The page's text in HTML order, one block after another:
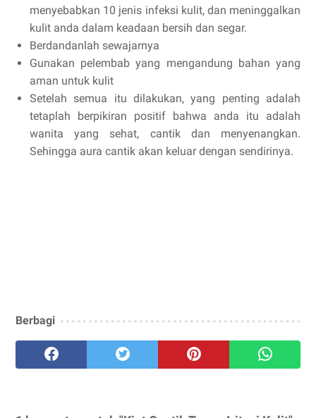
menyebabkan 10 jenis infeksi kulit, dan meninggalkan
kulit anda dalam keadaan bersih dan segar.
Berdandanlah sewajarnya
Gunakan pelembab yang mengandung bahan yang
aman untuk kulit
Setelah semua itu dilakukan, yang penting adalah
tetaplah berpikiran positif bahwa anda itu adalah
wanita yang sehat, cantik dan menyenangkan.
Sehingga aura cantik akan keluar dengan sendirinya.
Berbagi